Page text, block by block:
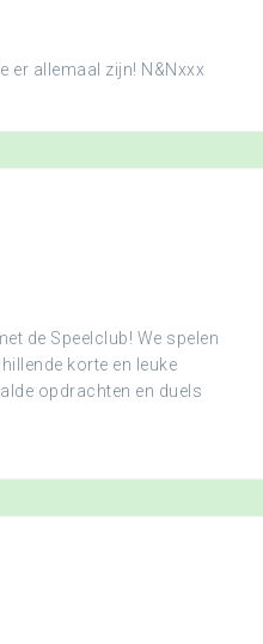
er allemaal zijn! N&Nxxx
de Speelclub! We spelen
korte en leuke
opdrachten en duels